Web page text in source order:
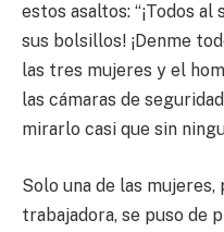
estos asaltos: “¡Todos al
sus bolsillos! ¡Denme
las tres mujeres y el
las cámaras de
mirarlo casi que sin
Solo una de las
trabajadora, se puso de